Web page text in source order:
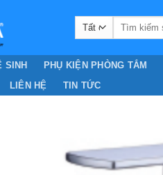
Search
SINH PHỤ KIỆN PHÒNG TẮM
LIÊN HỆ TIN TỨC